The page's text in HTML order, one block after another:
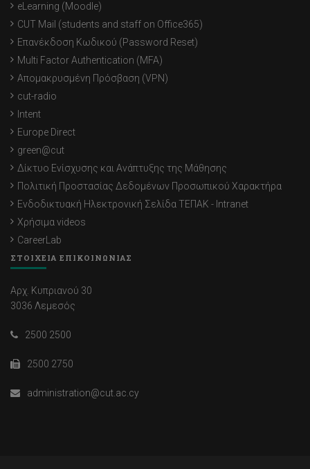
eLearning (Moodle)
CUT Mail (students and staff on Office365)
Επανέκδοση Κωδικού (Password Reset)
Multi Factor Authentication (MFA)
Απομακρυσμένη Πρόσβαση (VPN)
cut-radio
Intent
Europe Direct
green@cut
Δίκτυο Ενίσχυσης και Ανάπτυξης της Μάθησης
Πολιτική Προστασίας Δεδομένων Προσωπικού Χαρακτήρα
Ενδοδικτυακή Ηλεκτρονική Σελίδα ΤΕΠΑΚ - Intranet
Χρήσιμα videos
CareerLab
ΣΤΟΙΧΕΙΑ ΕΠΙΚΟΙΝΩΝΙΑΣ
Αρχ. Κυπριανού 30
3036 Λεμεσός
2500 2500
2500 2750
administration@cut.ac.cy